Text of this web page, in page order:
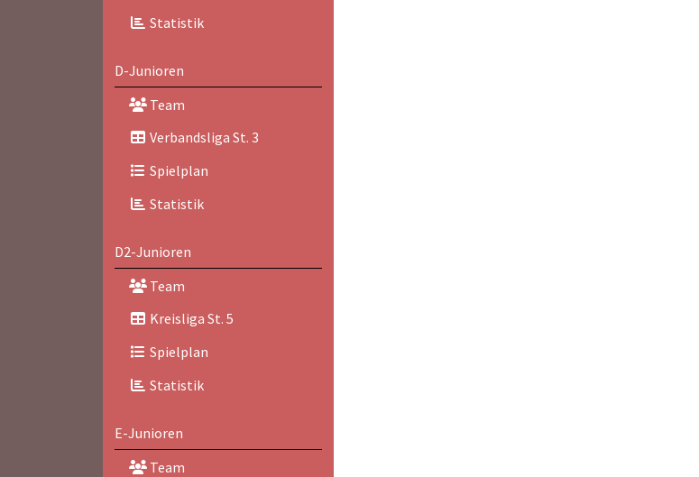
Statistik
D-Junioren
Team
Verbandsliga St. 3
Spielplan
Statistik
D2-Junioren
Team
Kreisliga St. 5
Spielplan
Statistik
E-Junioren
Team